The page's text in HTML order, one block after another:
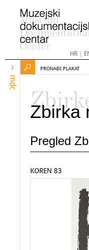
HR|
mdc
PRONAĐI PLAKAT
Zbirka
Pregled
KOREN 83